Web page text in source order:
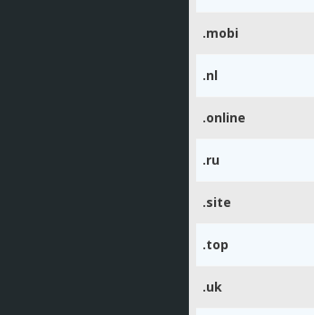
.mobi
.nl
.online
.ru
.site
.top
.uk